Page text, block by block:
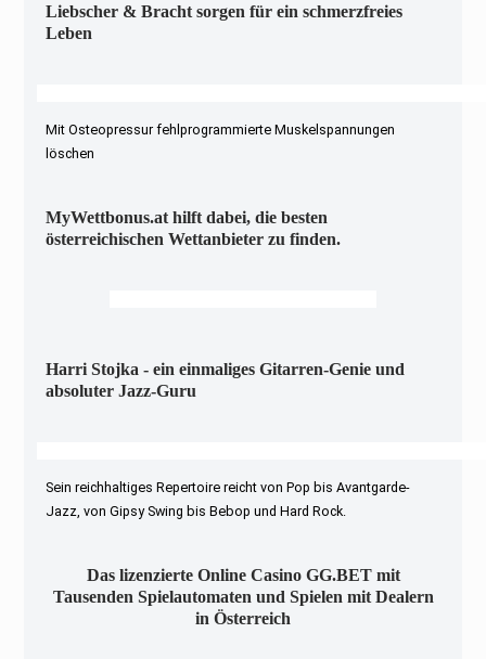
Liebscher & Bracht sorgen für ein schmerzfreies
Leben
Mit Osteopressur fehlprogrammierte Muskelspannungen
löschen
MyWettbonus.at hilft dabei, die besten
österreichischen Wettanbieter zu finden.
Harri Stojka - ein einmaliges Gitarren-Genie und
absoluter Jazz-Guru
Sein reichhaltiges Repertoire reicht von Pop bis Avantgarde-
Jazz, von Gipsy Swing bis Bebop und Hard Rock.
Das lizenzierte Online Casino GG.BET mit
Tausenden Spielautomaten und Spielen mit Dealern
in Österreich